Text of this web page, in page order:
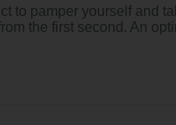
pamper yourself and
the first second. An